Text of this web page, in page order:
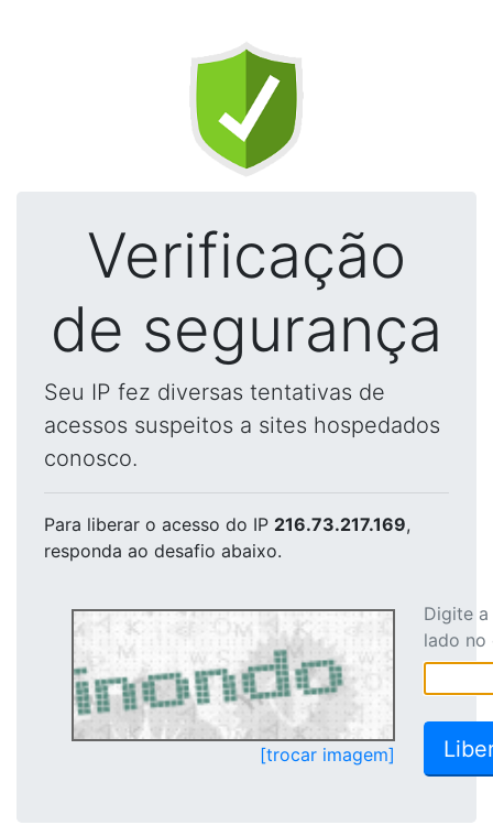
Verificação
de segurança
Seu IP fez diversas tentativas de
acessos suspeitos a sites hospedados
conosco.
Para liberar o acesso do IP 216.73.217.169,
responda ao desafio abaixo.
[trocar imagem]
Digite
lado no